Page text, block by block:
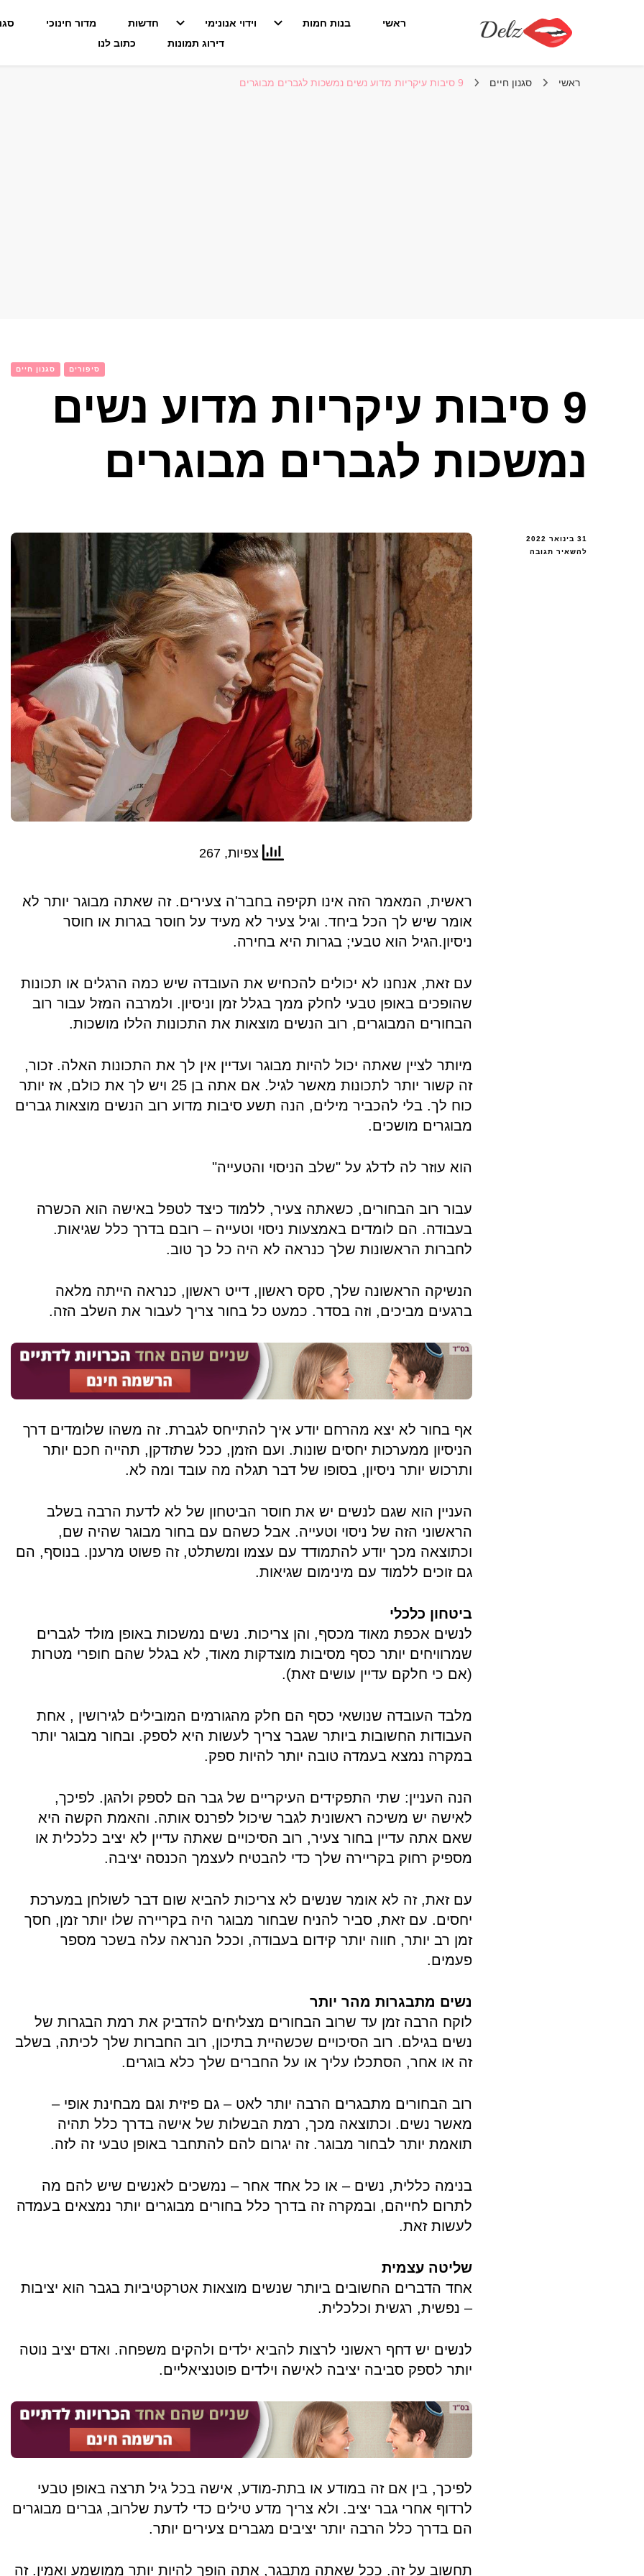
ראשי בנות חמות וידוי אנונימי חדשות מדור חינוכי
דירוג תמונות
כתוב לנו
ראשי סגנון חיים 9 סיבות עיקריות מדוע נשים נמשכות לגברים מבוגרים
סגנון חיים סיפורים
9 סיבות עיקריות מדוע נשים
נמשכות לגברים מבוגרים
31 בינואר 2022
להשאיר תגובהבנושא
צפיות, 267
ראשית, המאמר הזה אינו תקיפה בחבר'ה צעירים. זה שאתה מבוגר יותר לא
אומר שיש לך הכל ביחד. וגיל צעיר לא מעיד על חוסר בגרות או חוסר
ניסיון.הגיל הוא טבעי; בגרות היא בחירה.
עם זאת, אנחנו לא יכולים להכחיש את העובדה שיש כמה הרגלים או תכונות
שהופכים באופן טבעי לחלק ממך בגלל זמן וניסיון. ולמרבה המזל עבור רוב
הבחורים המבוגרים, רוב הנשים מוצאות את התכונות הללו מושכות.
מיותר לציין שאתה יכול להיות מבוגר ועדיין אין לך את התכונות האלה. זכור,
זה קשור יותר לתכונות מאשר לגיל. אם אתה בן 25 ויש לך את כולם, אז יותר
כוח לך. בלי להכביר מילים, הנה תשע סיבות מדוע רוב הנשים מוצאות גברים
מבוגרים מושכים.
הוא עוזר לה לדלג על "שלב הניסוי והטעייה"
עבור רוב הבחורים, כשאתה צעיר, ללמוד כיצד לטפל באישה הוא הכשרה
בעבודה. הם לומדים באמצעות ניסוי וטעייה – רובם בדרך כלל שגיאות.
לחברות הראשונות שלך כנראה לא היה כל כך טוב.
הנשיקה הראשונה שלך, סקס ראשון, דייט ראשון, כנראה הייתה מלאה
ברגעים מביכים, וזה בסדר. כמעט כל בחור צריך לעבור את השלב הזה.
אף בחור לא יצא מהרחם יודע איך להתייחס לגברת. זה משהו שלומדים דרך
הניסיון ממערכות יחסים שונות. ועם הזמן, ככל שתזדקן, תהייה חכם יותר
ותרכוש יותר ניסיון, בסופו של דבר תגלה מה עובד ומה לא.
העניין הוא שגם לנשים יש את חוסר הביטחון של לא לדעת הרבה בשלב
הראשוני הזה של ניסוי וטעייה. אבל כשהם עם בחור מבוגר שהיה שם,
וכתוצאה מכך יודע להתמודד עם עצמו ומשתלט, זה פשוט מרענן. בנוסף, הם
גם זוכים ללמוד עם מינימום שגיאות.
ביטחון כלכלי
לנשים אכפת מאוד מכסף, והן צריכות. נשים נמשכות באופן מולד לגברים
שמרוויחים יותר כסף מסיבות מוצדקות מאוד, לא בגלל שהם חופרי מטרות
(אם כי חלקם עדיין עושים זאת).
מלבד העובדה שנושאי כסף הם חלק מהגורמים המובילים לגירושין , אחת
העבודות החשובות ביותר שגבר צריך לעשות היא לספק. ובחור מבוגר יותר
במקרה נמצא בעמדה טובה יותר להיות ספק.
הנה העניין: שתי התפקידים העיקריים של גבר הם לספק ולהגן. לפיכך,
לאישה יש משיכה ראשונית לגבר שיכול לפרנס אותה. והאמת הקשה היא
שאם אתה עדיין בחור צעיר, רוב הסיכויים שאתה עדיין לא יציב כלכלית או
מספיק רחוק בקריירה שלך כדי להבטיח לעצמך הכנסה יציבה.
עם זאת, זה לא אומר שנשים לא צריכות להביא שום דבר לשולחן במערכת
יחסים. עם זאת, סביר להניח שבחור מבוגר היה בקריירה שלו יותר זמן, חסך
זמן רב יותר, חווה יותר קידום בעבודה, וככל הנראה עלה בשכר מספר
פעמים.
נשים מתבגרות מהר יותר
לוקח הרבה זמן עד שרוב הבחורים מצליחים להדביק את רמת הבגרות של
נשים בגילם. רוב הסיכויים שכשהיית בתיכון, רוב החברות שלך לכיתה, בשלב
זה או אחר, הסתכלו עליך או על החברים שלך כלא בוגרים.
רוב הבחורים מתבגרים הרבה יותר לאט – גם פיזית וגם מבחינת אופי –
מאשר נשים. וכתוצאה מכך, רמת הבשלות של אישה בדרך כלל תהיה
תואמת יותר לבחור מבוגר. זה יגרום להם להתחבר באופן טבעי זה לזה.
בנימה כללית, נשים – או כל אחד אחר – נמשכים לאנשים שיש להם מה
לתרום לחייהם, ובמקרה זה בדרך כלל בחורים מבוגרים יותר נמצאים בעמדה
לעשות זאת.
שליטה עצמית
אחד הדברים החשובים ביותר שנשים מוצאות אטרקטיביות בגבר הוא יציבות
– נפשית, רגשית וכלכלית.
לנשים יש דחף ראשוני לרצות להביא ילדים ולהקים משפחה. ואדם יציב נוטה
יותר לספק סביבה יציבה לאישה וילדים פוטנציאליים.
לפיכך, בין אם זה במודע או בתת-מודע, אישה בכל גיל תרצה באופן טבעי
לרדוף אחרי גבר יציב. ולא צריך מדע טילים כדי לדעת שלרוב, גברים מבוגרים
הם בדרך כלל הרבה יותר יציבים מגברים צעירים יותר.
תחשוב על זה. ככל שאתה מתבגר, אתה הופך להיות יותר ממושמע ואמין. זה